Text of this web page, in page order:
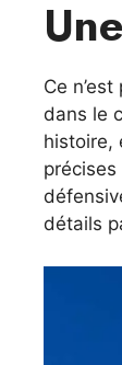
Ce
dans le
histoire,
détails